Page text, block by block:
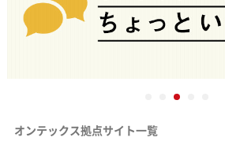
オンテックス拠点サイト一覧